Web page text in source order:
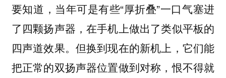
要知道，当年可是有些“厚折叠”一口气塞进
了四颗扬声器，在手机上做出了类似平板的
四声道效果。但换到现在的新机上，它们能
把正常的双扬声器位置做到对称，恨不得就